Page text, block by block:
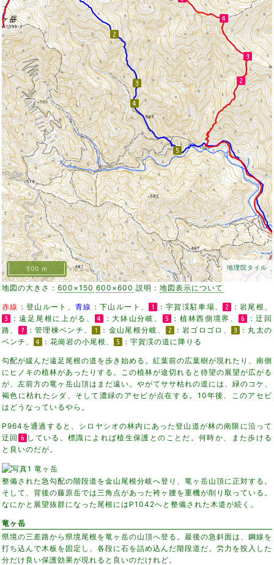
地理院タイル
500 m
地図の大きさ： 600×150 600×600 説明： 地図表示について
赤線 ：登山ルート、青線 ：下山ルート、 ：宇賀渓駐車場、
：岩尾根、
：遠足尾根に上がる、
：大鉢山分岐、 ：植林西側境界、
：迂回
路、
：管理棟ベンチ、 ：金山尾根分岐、 ：岩ゴロゴロ、
：丸太の
ベンチ、
：花崗岩の小尾根、 ：宇賀渓の道に降りる
勾配が緩んだ遠足尾根の道を歩き始める。紅葉前の広葉樹が現れたり、南側
にヒノキの植林があったりする。この植林が途切れると待望の展望が広がる
が、左前方の竜ヶ岳山頂はまだ遠い。やがてササ枯れの道には、緑のコケ、
褐色に枯れたシダ、そして濃緑のアセビが点在する。10年後、このアセビ
はどうなっているやら。
P964を通過すると、シロヤシオの林内にあった登山道が林の南限に沿って
迂回
している。標識によれば植生保護とのことだ。何時か、また歩ける
と良いのだが。
整備された急勾配の階段道を金山尾根分岐へ登り、竜ヶ岳山頂に正対する。
そして、背後の藤原岳では三角点があった袴ヶ腰を重機が削り取っている。
なにかと展望抜群になった尾根にはP1042へと整備された木道が続く。
竜ヶ岳
県境の三差路から県境尾根を竜ヶ岳の山頂へ登る。最後の急斜面は、鋼線を
打ち込んで木板を固定し、各段に石を詰め込んだ階段道だ。労力を投入した
分だけ良い保護効果が現れると良いのだけれど。